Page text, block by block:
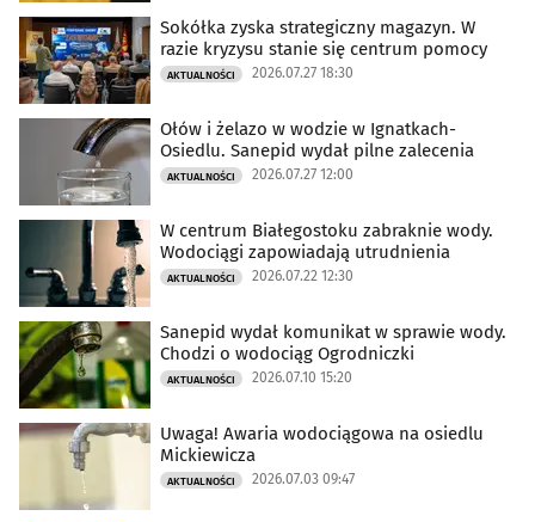
Sokółka zyska strategiczny magazyn. W
razie kryzysu stanie się centrum pomocy
AKTUALNOŚCI 2026.07.27 18:30
Ołów i żelazo w wodzie w Ignatkach-
Osiedlu. Sanepid wydał pilne zalecenia
AKTUALNOŚCI 2026.07.27 12:00
W centrum Białegostoku zabraknie wody.
Wodociągi zapowiadają utrudnienia
AKTUALNOŚCI 2026.07.22 12:30
Sanepid wydał komunikat w sprawie wody.
Chodzi o wodociąg Ogrodniczki
AKTUALNOŚCI 2026.07.10 15:20
Uwaga! Awaria wodociągowa na osiedlu
Mickiewicza
AKTUALNOŚCI 2026.07.03 09:47